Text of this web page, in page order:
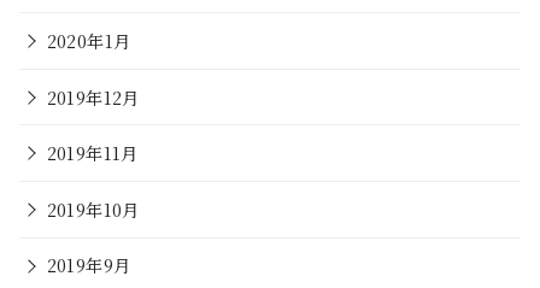
2020年1月
2019年12月
2019年11月
2019年10月
2019年9月